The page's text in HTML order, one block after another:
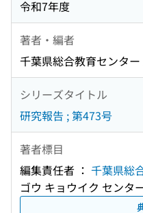
令和7年度
著者・編者
千葉県総合教育センタ
シリーズタイトル
研究報告 ; 第473号
著者標目
編集責任者 ： 千葉県総
ゴウ キョウイク センタ